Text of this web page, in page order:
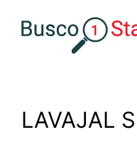
LAVAJAL